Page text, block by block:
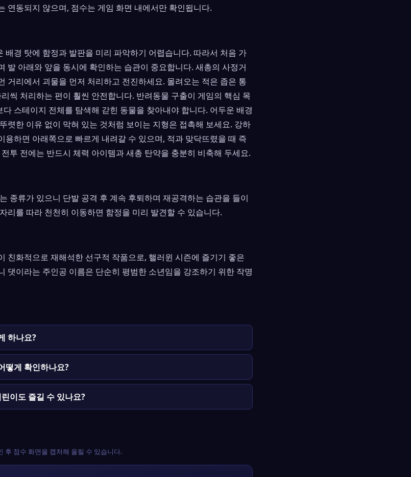
연동되지 않으며, 점수는 게임 화면 내에서만 확인됩니다.
배경 탓에 함정과 발판을 미리 파악하기 어렵습니다. 따라서 처음 가
발 아래와 앞을 동시에 확인하는 습관이 중요합니다. 새총의 사정거
거리에서 괴물을 먼저 처리하고 전진하세요. 몰려오는 적은 좁은 통
씩 처리하는 편이 훨씬 안전합니다. 반려동물 구출이 게임의 핵심 목
스테이지 전체를 탐색해 갇힌 동물을 찾아내야 합니다. 어두운 배경
렷한 이유 없이 막혀 있는 것처럼 보이는 지형은 접촉해 보세요. 강하
하면 아래쪽으로 빠르게 내려갈 수 있으며, 적과 맞닥뜨렸을 때 즉
투 전에는 반드시 체력 아이템과 새총 탄약을 충분히 비축해 두세요.
종류가 있으니 단발 공격 후 계속 후퇴하며 재공격하는 습관을 들이
리를 따라 천천히 이동하면 함정을 미리 발견할 수 있습니다.
친화적으로 재해석한 선구적 작품으로, 핼러윈 시즌에 즐기기 좋은
댓이라는 주인공 이름은 단순히 평범한 소년임을 강조하기 위한 작명
하나요?
떻게 확인하나요?
이도 즐길 수 있나요?
후 점수 화면을 캡처해 올릴 수 있습니다.